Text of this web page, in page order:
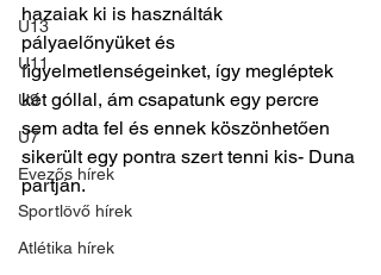
U13
U11
U9
U7
Evezős hírek
Sportlövő hírek
Atlétika hírek
hazaiak ki is használták
pályaelőnyüket és
figyelmetlenségeinket, így megléptek
két góllal, ám csapatunk egy percre
sem adta fel és ennek köszönhetően
sikerült egy pontra szert tenni kis- Duna
partján.